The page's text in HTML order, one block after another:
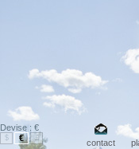
Devise : €
$ € £ contact